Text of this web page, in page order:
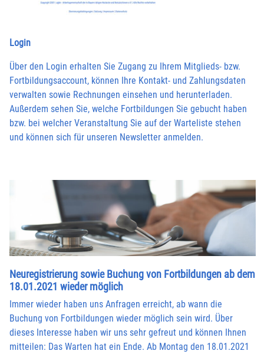
Login
Über den Login erhalten Sie Zugang zu Ihrem Mitglieds- bzw.
Fortbildungsaccount, können Ihre Kontakt- und Zahlungsdaten
verwalten sowie Rechnungen einsehen und herunterladen.
Außerdem sehen Sie, welche Fortbildungen Sie gebucht haben
bzw. bei welcher Veranstaltung Sie auf der Warteliste stehen
und können sich für unseren Newsletter anmelden.
Neuregistrierung sowie Buchung von Fortbildungen ab dem
18.01.2021 wieder möglich
Immer wieder haben uns Anfragen erreicht, ab wann die
Buchung von Fortbildungen wieder möglich sein wird. Über
dieses Interesse haben wir uns sehr gefreut und können Ihnen
mitteilen: Das Warten hat ein Ende. Ab Montag den 18.01.2021